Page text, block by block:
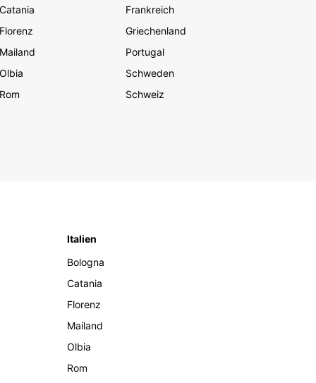
Catania
Florenz
Mailand
Olbia
Rom
Frankreich
Griechenland
Portugal
Schweden
Schweiz
Italien
Bologna
Catania
Florenz
Mailand
Olbia
Rom